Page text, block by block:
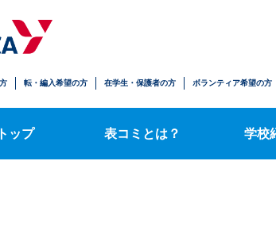
転・編入希望の方 在学生・保護者の方 ボランティア希望の方
トップ 表コミとは？
自立への歩み
学校
情報公開